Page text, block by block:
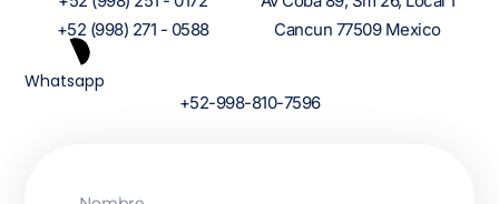
+52 (998) 271 - 0588
Cancun 77509 Mexico
Whatsapp
+52-998-810-7596